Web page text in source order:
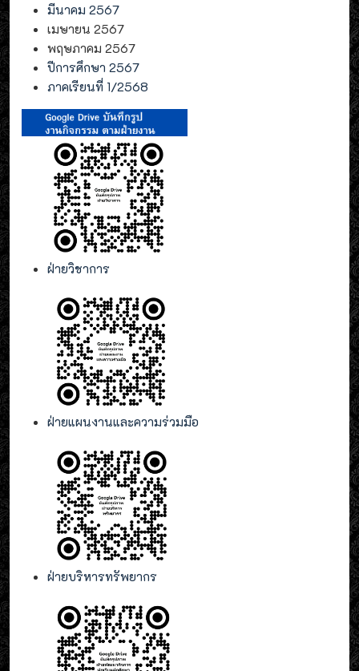
มีนาคม 2567
เมษายน 2567
พฤษภาคม 2567
ปีการศึกษา 2567
ภาคเรียนที่ 1/2568
ฝ่ายวิชาการ
ฝ่ายแผนงานและความร่วมมือ
ฝ่ายบริหารทรัพยากร